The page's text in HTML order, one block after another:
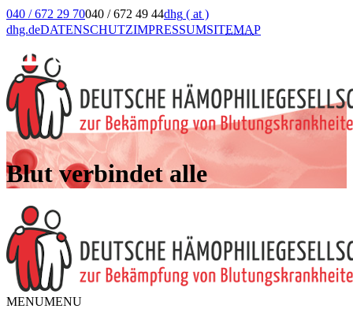
040 / 672 29 70040 / 672 49 44dhg ( at )
dhg.deDATENSCHUTZIMPRESSUMSITEMAP
Blut verbindet alle
MENUMENU